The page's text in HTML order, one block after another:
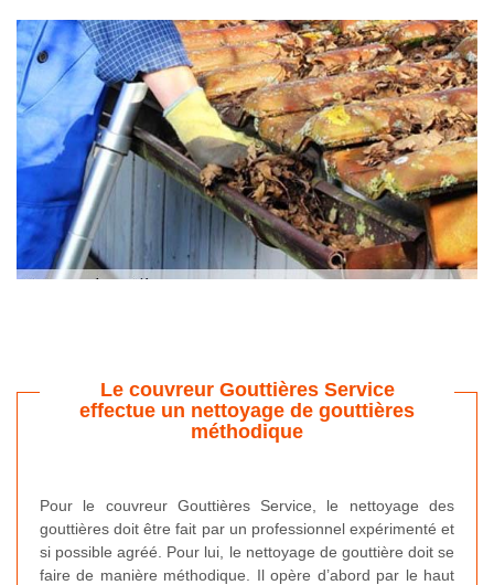
Le couvreur Gouttières Service
effectue un nettoyage de gouttières
méthodique
Pour le couvreur Gouttières Service, le nettoyage des
gouttières doit être fait par un professionnel expérimenté et
si possible agréé. Pour lui, le nettoyage de gouttière doit se
faire de manière méthodique. Il opère d’abord par le haut